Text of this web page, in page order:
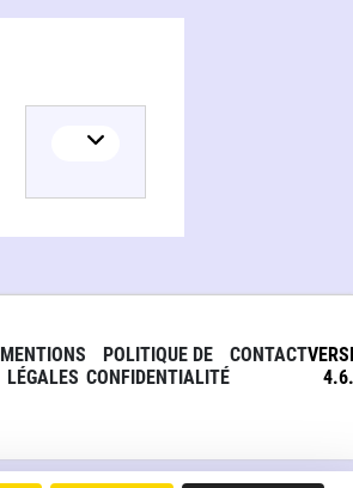
MENTIONS
LÉGALES
POLITIQUE DE
CONFIDENTIALITÉ
CONTACT